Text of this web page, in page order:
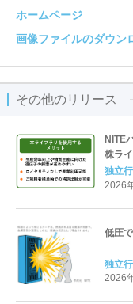
ホームページ
画像ファイルのダウン
その他のリリース
NITE
株ラ
独立
2026
低圧
独立
2026